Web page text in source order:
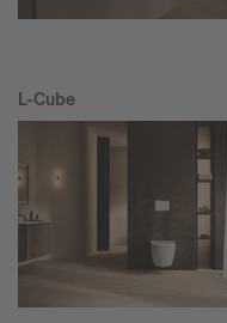
L-Cube